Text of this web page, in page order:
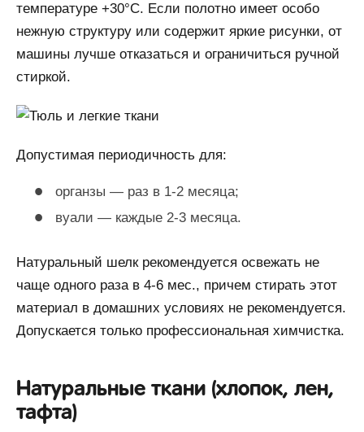
температуре +30°С. Если полотно имеет особо
нежную структуру или содержит яркие рисунки, от
машины лучше отказаться и ограничиться ручной
стиркой.
Допустимая периодичность для:
органзы — раз в 1-2 месяца;
вуали — каждые 2-3 месяца.
Натуральный шелк рекомендуется освежать не
чаще одного раза в 4-6 мес., причем стирать этот
материал в домашних условиях не рекомендуется.
Допускается только профессиональная химчистка.
Натуральные ткани (хлопок, лен,
тафта)